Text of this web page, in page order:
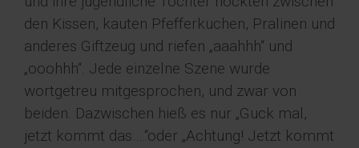
den Kissen, kauten Pfefferkuchen, Pralinen und
anderes Giftzeug und riefen „aaahhh“ und
„ooohhh“. Jede einzelne Szene wurde
wortgetreu mitgesprochen, und zwar von
beiden. Dazwischen hieß es nur „Guck mal,
jetzt kommt das….“oder „Achtung! Jetzt kommt